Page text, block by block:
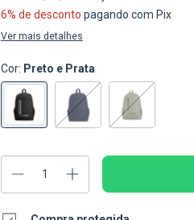
6% de desconto pagando com Pix
Ver mais detalhes
Cor: Preto e Prata